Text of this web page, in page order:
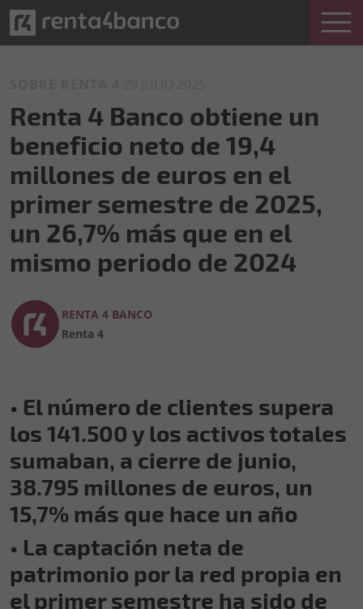
Renta 4 Banco obtiene un
beneficio neto de 19,4
millones de euros en el
primer semestre de 2025,
un 26,7% más que en el
mismo periodo de 2024
RENTA 4 BANCO
Renta 4
• El número de clientes supera
los 141.500 y los activos totales
sumaban, a cierre de junio,
38.795 millones de euros, un
15,7% más que hace un año
• La captación neta de
patrimonio por la red propia en
el primer semestre ha sido de